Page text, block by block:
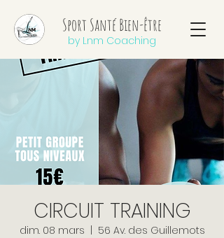
Sport Santé Bien-être
by Lnm Coaching
CIRCUIT TRAINING
dim. 08 mars
56 Av. des Guillemots